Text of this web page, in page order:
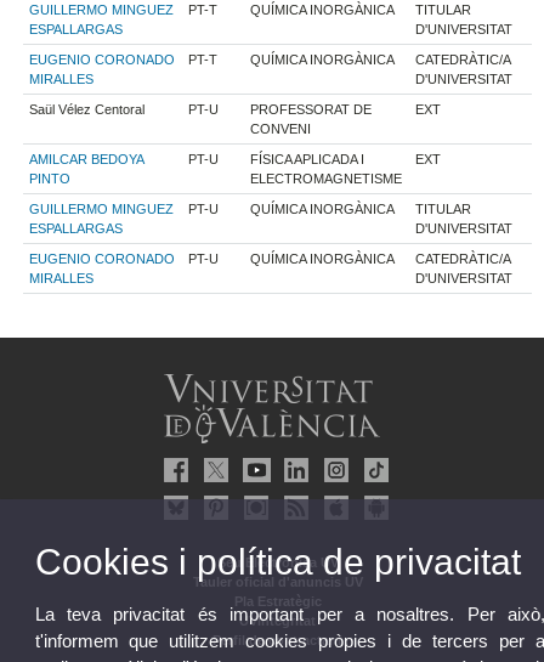
GUILLERMO MINGUEZ
ESPALLARGAS
PT-T QUÍMICA INORGÀNICA
TITULAR
D'UNIVERSITAT
EUGENIO CORONADO
MIRALLES
PT-T QUÍMICA INORGÀNICA
CATEDRÀTIC/A
D'UNIVERSITAT
Saül Vélez Centoral PT-U
PROFESSORAT DE
CONVENI
EXT
AMILCAR BEDOYA
PINTO
PT-U
FÍSICA APLICADA I
ELECTROMAGNETISME
EXT
GUILLERMO MINGUEZ
ESPALLARGAS
PT-U QUÍMICA INORGÀNICA
TITULAR
D'UNIVERSITAT
EUGENIO CORONADO
MIRALLES
PT-U QUÍMICA INORGÀNICA
CATEDRÀTIC/A
D'UNIVERSITAT
Seu Electrònica UV
Tauler oficial d'anuncis UV
Pla Estratègic
UVintegritat
Perfil de contractant
Cookies i política de privacitat
La teva privacitat és important per a nosaltres. Per
t'informem que utilitzem cookies pròpies i de tercers per